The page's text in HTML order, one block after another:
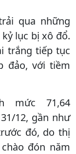
qua những
lục bị xô đổ.
trắng tiếp tục
đảo, với tiềm
mức 71,64
12, gần như
đó, do thị
đón năm